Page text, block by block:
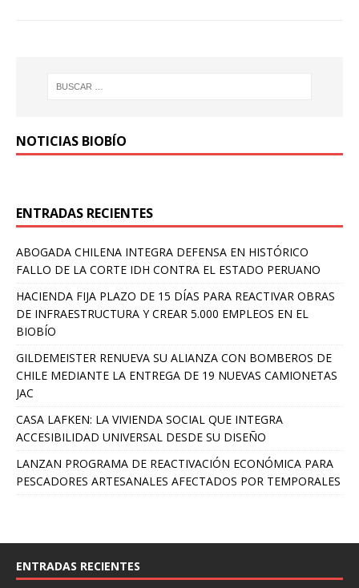
NOTICIAS BIOBÍO
ENTRADAS RECIENTES
ABOGADA CHILENA INTEGRA DEFENSA EN HISTÓRICO
FALLO DE LA CORTE IDH CONTRA EL ESTADO PERUANO
HACIENDA FIJA PLAZO DE 15 DÍAS PARA REACTIVAR OBRAS
DE INFRAESTRUCTURA Y CREAR 5.000 EMPLEOS EN EL
BIOBÍO
GILDEMEISTER RENUEVA SU ALIANZA CON BOMBEROS DE
CHILE MEDIANTE LA ENTREGA DE 19 NUEVAS CAMIONETAS
JAC
CASA LAFKEN: LA VIVIENDA SOCIAL QUE INTEGRA
ACCESIBILIDAD UNIVERSAL DESDE SU DISEÑO
LANZAN PROGRAMA DE REACTIVACIÓN ECONÓMICA PARA
PESCADORES ARTESANALES AFECTADOS POR TEMPORALES
ENTRADAS RECIENTES